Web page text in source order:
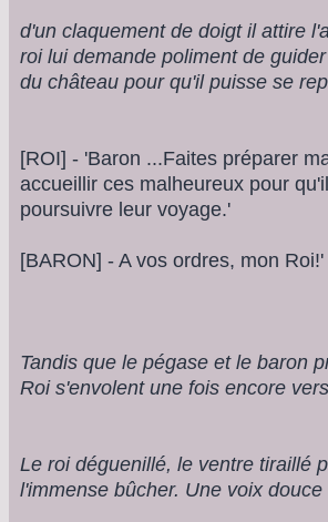
d'un claquement de doigt il attire
roi lui demande poliment de
du château pour qu'il puisse se
[ROI] - 'Baron ...Faites préparer
accueillir ces malheureux pour
poursuivre leur voyage.'
[BARON] - A vos ordres, mon Roi!'
Tandis que le pégase et le baron
Roi s'envolent une fois encore
Le roi déguenillé, le ventre tiraillé
l'immense bûcher. Une voix